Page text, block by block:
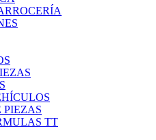
PIEZAS
TT